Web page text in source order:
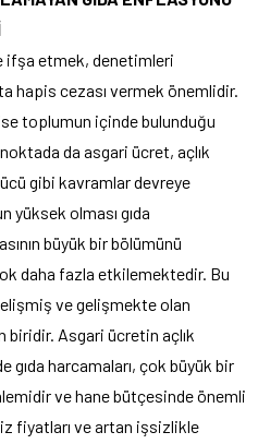
ifşa etmek, denetimleri
hapis cezası vermek önemlidir.
toplumun içinde bulunduğu
da asgari ücret, açlık
gibi kavramlar devreye
yüksek olması gıda
büyük bir bölümünü
daha fazla etkilemektedir. Bu
ve gelişmekte olan
biridir. Asgari ücretin açlık
gıda harcamaları, çok büyük bir
ve hane bütçesinde önemli
fiyatları ve artan işsizlikle